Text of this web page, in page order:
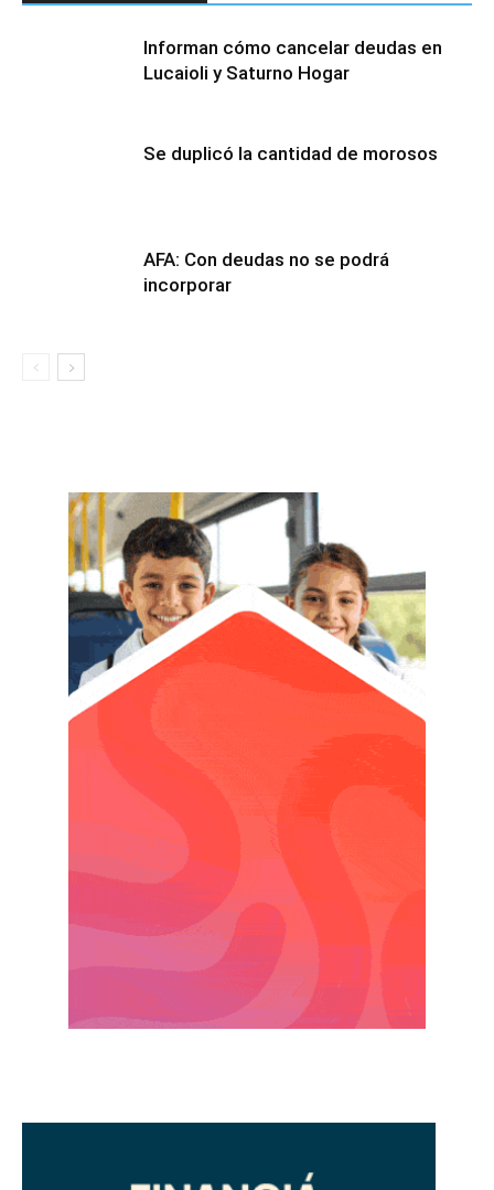
Informan cómo cancelar deudas en
Lucaioli y Saturno Hogar
Se duplicó la cantidad de morosos
AFA: Con deudas no se podrá
incorporar